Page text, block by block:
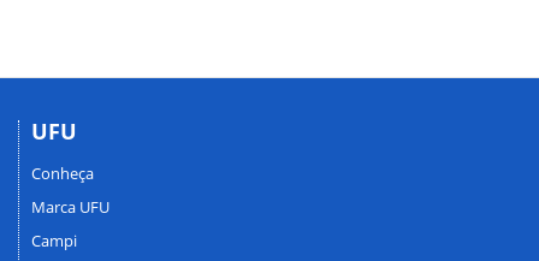
UFU
Conheça
Marca UFU
Campi